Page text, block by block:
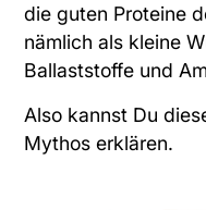
die guten Proteine
nämlich als kleine
Ballaststoffe und
Also kannst Du
Mythos erklären.